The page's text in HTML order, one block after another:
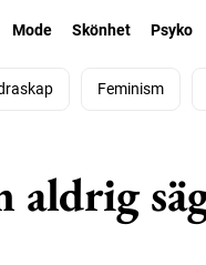
Mode Skönhet Psyko
Feminism
aldrig